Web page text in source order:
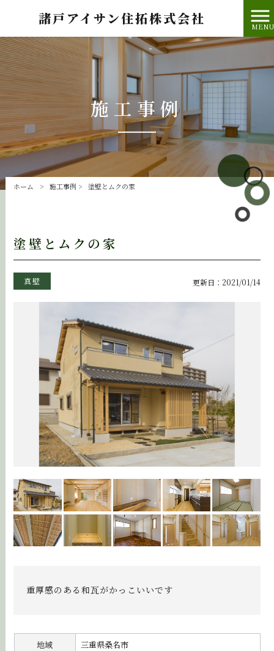
諸戸アイサン住拓株式会社 MENU
施工事例
ホーム > 施工事例 > 塗壁とムクの家
塗壁とムクの家
真壁 更新日：2021/01/14
重厚感のある和瓦がかっこいいです
地域
三重県桑名市